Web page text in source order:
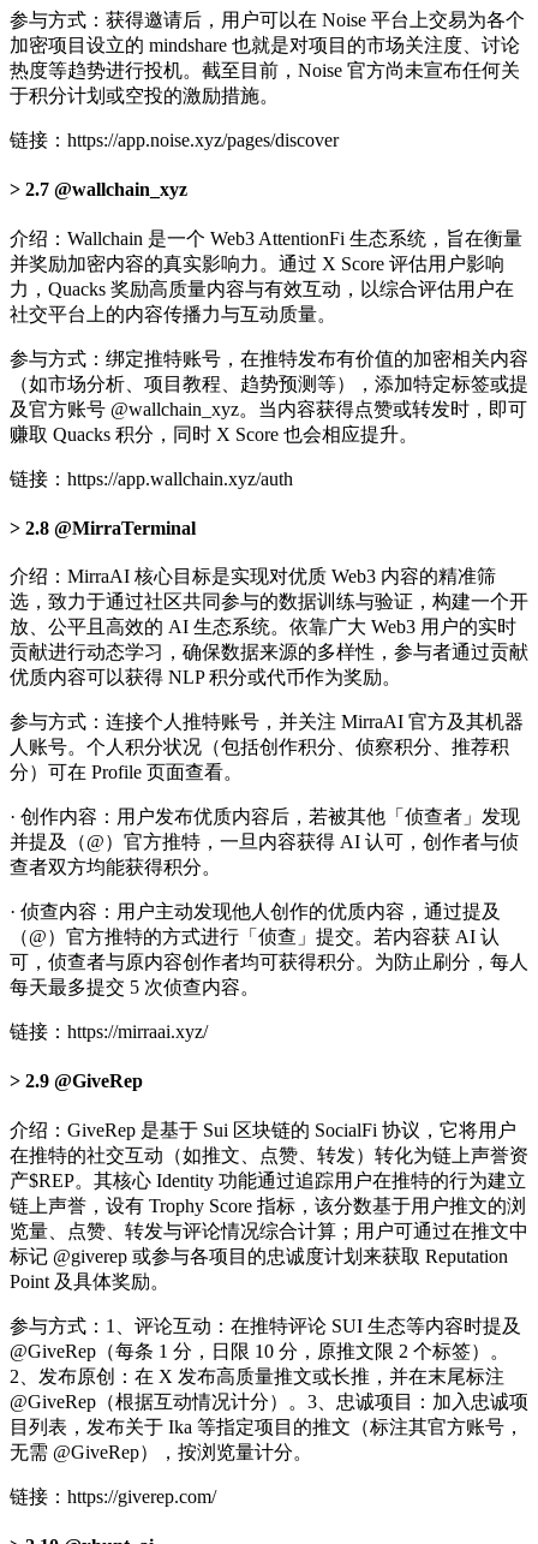
参与方式：获得邀请后，用户可以在 Noise 平台上交易为各个
加密项目设立的 mindshare 也就是对项目的市场关注度、讨论
热度等趋势进行投机。截至目前，Noise 官方尚未宣布任何关
于积分计划或空投的激励措施。
链接：https://app.noise.xyz/pages/discover
2.7 @wallchain_xyz
介绍：Wallchain 是一个 Web3 AttentionFi 生态系统，旨在衡量
并奖励加密内容的真实影响力。通过 X Score 评估用户影响
力，Quacks 奖励高质量内容与有效互动，以综合评估用户在
社交平台上的内容传播力与互动质量。
参与方式：绑定推特账号，在推特发布有价值的加密相关内容
（如市场分析、项目教程、趋势预测等），添加特定标签或提
及官方账号 @wallchain_xyz。当内容获得点赞或转发时，即可
赚取 Quacks 积分，同时 X Score 也会相应提升。
链接：https://app.wallchain.xyz/auth
2.8 @MirraTerminal
介绍：MirraAI 核心目标是实现对优质 Web3 内容的精准筛
选，致力于通过社区共同参与的数据训练与验证，构建一个开
放、公平且高效的 AI 生态系统。依靠广大 Web3 用户的实时
贡献进行动态学习，确保数据来源的多样性，参与者通过贡献
优质内容可以获得 NLP 积分或代币作为奖励。
参与方式：连接个人推特账号，并关注 MirraAI 官方及其机器
人账号。个人积分状况（包括创作积分、侦察积分、推荐积
分）可在 Profile 页面查看。
· 创作内容：用户发布优质内容后，若被其他「侦查者」发现
并提及（@）官方推特，一旦内容获得 AI 认可，创作者与侦
查者双方均能获得积分。
· 侦查内容：用户主动发现他人创作的优质内容，通过提及
（@）官方推特的方式进行「侦查」提交。若内容获 AI 认
可，侦查者与原内容创作者均可获得积分。为防止刷分，每人
每天最多提交 5 次侦查内容。
链接：https://mirraai.xyz/
2.9 @GiveRep
介绍：GiveRep 是基于 Sui 区块链的 SocialFi 协议，它将用户
在推特的社交互动（如推文、点赞、转发）转化为链上声誉资
产$REP。其核心 Identity 功能通过追踪用户在推特的行为建立
链上声誉，设有 Trophy Score 指标，该分数基于用户推文的浏
览量、点赞、转发与评论情况综合计算；用户可通过在推文中
标记 @giverep 或参与各项目的忠诚度计划来获取 Reputation
Point 及具体奖励。
参与方式：1、评论互动：在推特评论 SUI 生态等内容时提及
@GiveRep（每条 1 分，日限 10 分，原推文限 2 个标签）。
2、发布原创：在 X 发布高质量推文或长推，并在末尾标注
@GiveRep（根据互动情况计分）。3、忠诚项目：加入忠诚项
目列表，发布关于 Ika 等指定项目的推文（标注其官方账号，
无需 @GiveRep），按浏览量计分。
链接：https://giverep.com/